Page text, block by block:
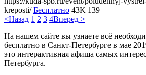
kreposti/ Бесплатно 43K 139
<Назад 1 2 3 4Вперед >
На нашем сайте вы узнаете всё
бесплатно в Санкт-Петербурге в мае
это интерактивная афиша самых
Петербурга.